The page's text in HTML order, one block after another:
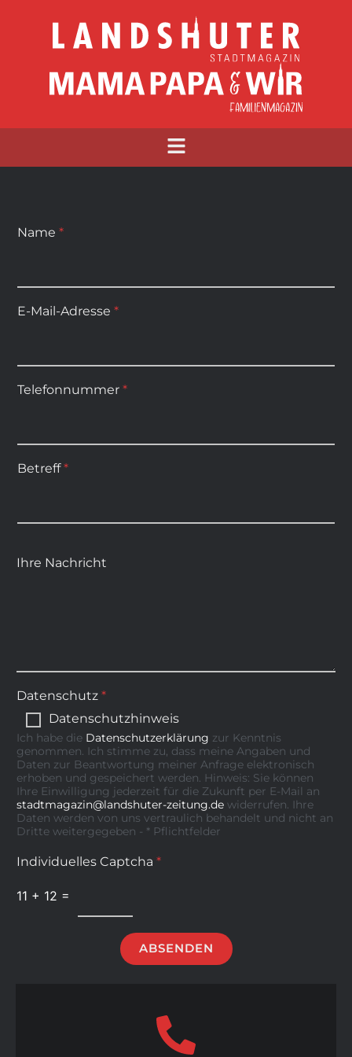
Name *
E-Mail-Adresse *
Telefonnummer *
Betreff*
Ihre Nachricht
Datenschutz *
Datenschutzhinweis
Ich habe die Datenschutzerklärung zur Kenntnis
genommen. Ich stimme zu, dass meine Angaben und
Daten zur Beantwortung meiner Anfrage elektronisch
erhoben und gespeichert werden. Hinweis: Sie können
Ihre Einwilligung jederzeit für die Zukunft per E-Mail an
stadtmagazin@landshuter-zeitung.de widerrufen. Ihre
Daten werden von uns vertraulich behandelt und nicht an
Dritte weitergegeben - * Pflichtfelder
Individuelles Captcha *
11 + 12 =
ABSENDEN